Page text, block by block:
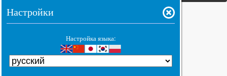
Настройки
Настройка языка: